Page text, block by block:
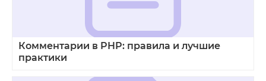
Комментарии в PHP: правила и лучшие
практики